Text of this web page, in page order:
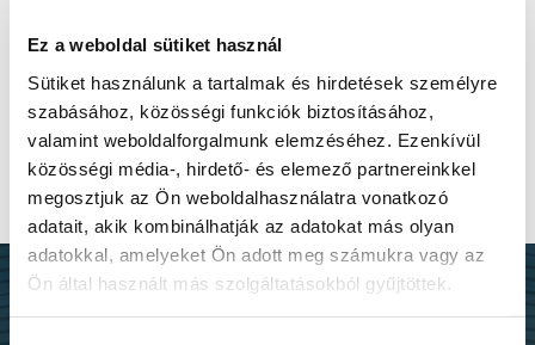
Ez a weboldal sütiket használ
Sütiket használunk a tartalmak és hirdetések személyre
szabásához, közösségi funkciók biztosításához,
valamint weboldalforgalmunk elemzéséhez. Ezenkívül
közösségi média-, hirdető- és elemező partnereinkkel
megosztjuk az Ön weboldalhasználatra vonatkozó
adatait, akik kombinálhatják az adatokat más olyan
adatokkal, amelyeket Ön adott meg számukra vagy az
Ön által használt más szolgáltatásokból gyűjtöttek.